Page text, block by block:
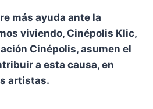
más ayuda ante la
viviendo, Cinépolis Klic,
Cinépolis, asumen el
a esta causa, en
artistas.